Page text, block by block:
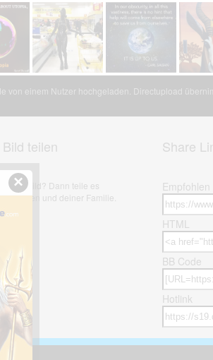
von einem Nutzer hochgeladen. Directupload
teilen
dieses Bild? Dann teile es
und deiner Familie.
Share
Empfohlen
HTML
BB Code
Hotlink
×